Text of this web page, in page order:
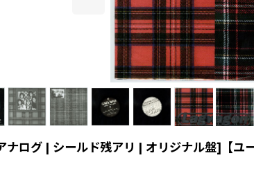
| シールド残アリ | オリジナル盤]【ユー